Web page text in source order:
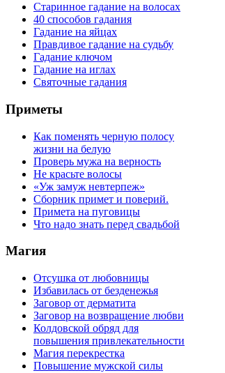
Старинное гадание на волосах
40 способов гадания
Гадание на яйцах
Правдивое гадание на судьбу
Гадание ключом
Гадание на иглах
Святочные гадания
Приметы
Как поменять черную полосу
жизни на белую
Проверь мужа на верность
Не красьте волосы
«Уж замуж невтерпеж»
Сборник примет и поверий.
Примета на пуговицы
Что надо знать перед свадьбой
Магия
Отсушка от любовницы
Избавилась от безденежья
Заговор от дерматита
Заговор на возвращение любви
Колдовской обряд для
повышения привлекательности
Магия перекрестка
Повышение мужской силы